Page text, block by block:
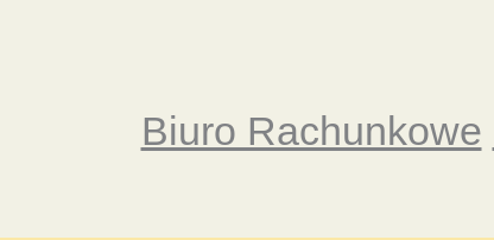
Biuro Rachunkowe